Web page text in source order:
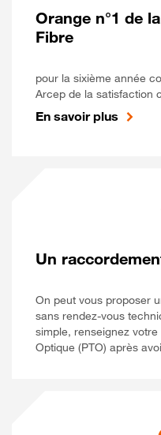
Orange n°1 de
Fibre
pour la sixième année
Arcep de la satisfaction
En savoir plus
Un
On peut vous proposer
sans rendez-vous
simple, renseignez
Optique (PTO) après